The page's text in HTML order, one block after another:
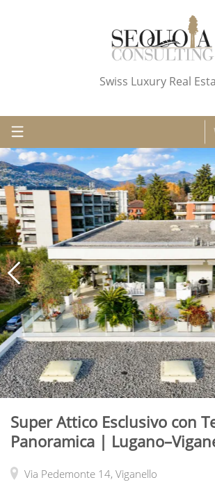
Swiss Luxury Real
Super Attico Esclusivo con
Panoramica |
Via Pedemonte 14, Viganello